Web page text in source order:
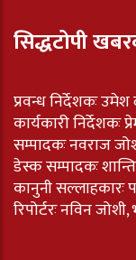
सिद्धटोपी
प्रवन्ध निर्देशकः उमेश
कार्यकारी निर्देशकः
सम्पादकः नवराज
डेस्क सम्पादकः
कानुनी सल्लाहकारः
रिपोर्टरः नविन